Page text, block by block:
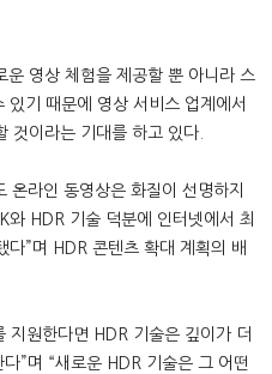
운 영상 체험을 제공할 뿐 아니라 스
기 때문에 영상 서비스 업계에서
것이라는 기대를 하고 있다.
온라인 동영상은 화질이 선명하지
HDR 기술 덕분에 인터넷에서 최
”며 HDR 콘텐츠 확대 계획의 배
지원한다면 HDR 기술은 깊이가 더
”며 “새로운 HDR 기술은 그 어떤